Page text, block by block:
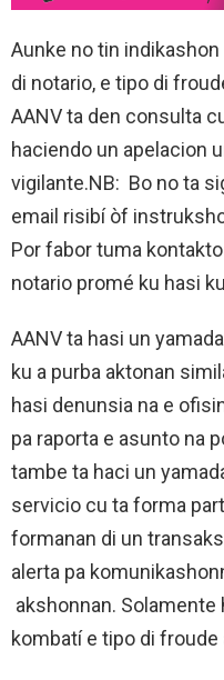
Aunke no tin
di notario, e tipo di
AANV ta den consulta
haciendo un apelacion
vigilante.NB: Bo no ta
email risibí òf
Por fabor tuma
notario promé ku hasi
AANV ta hasi un
ku a purba aktonan
hasi denunsia na e
pa raporta e asunto na
tambe ta haci un
servicio cu ta forma
formanan di un
alerta pa
akshonnan.
kombatí e tipo di